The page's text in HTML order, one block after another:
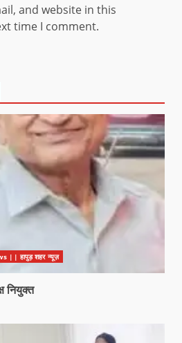
and website in this
time I comment.
|| हापुड़ शहर न्यूज़
नियुक्त